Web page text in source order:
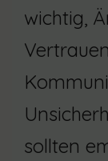
wichtig,
sollten